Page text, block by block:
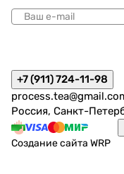
+7 (911) 724-11-98
Россия, Санкт-
Создание сайта WRP